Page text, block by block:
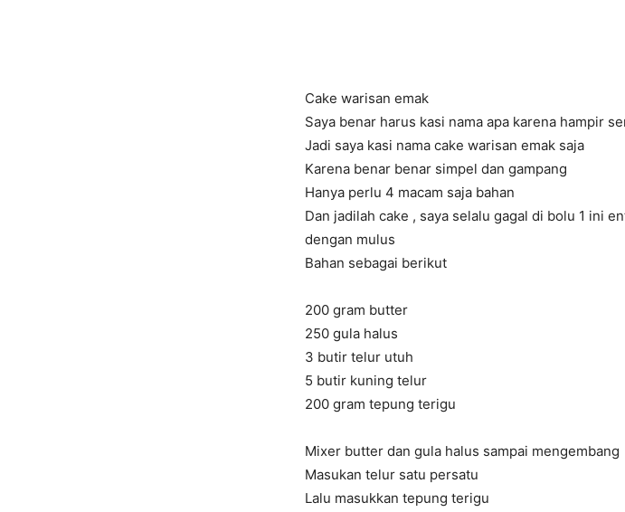
Cake warisan emak
Saya benar harus kasi nama apa karena hampir
Jadi saya kasi nama cake warisan emak saja
Karena benar benar simpel dan gampang
Hanya perlu 4 macam saja bahan
Dan jadilah cake , saya selalu gagal di bolu 1 ini
dengan mulus
Bahan sebagai berikut
200 gram butter
250 gula halus
3 butir telur utuh
5 butir kuning telur
200 gram tepung terigu
Mixer butter dan gula halus sampai mengembang
Masukan telur satu persatu
Lalu masukkan tepung terigu